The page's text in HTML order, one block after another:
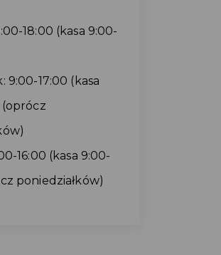
18:00 (kasa 9:00-
9:00-17:00 (kasa
(oprócz
16:00 (kasa 9:00-
poniedziałków)